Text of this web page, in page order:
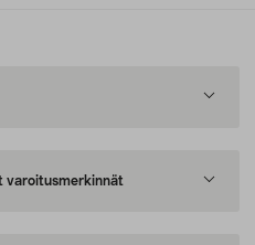
varoitusmerkinnät